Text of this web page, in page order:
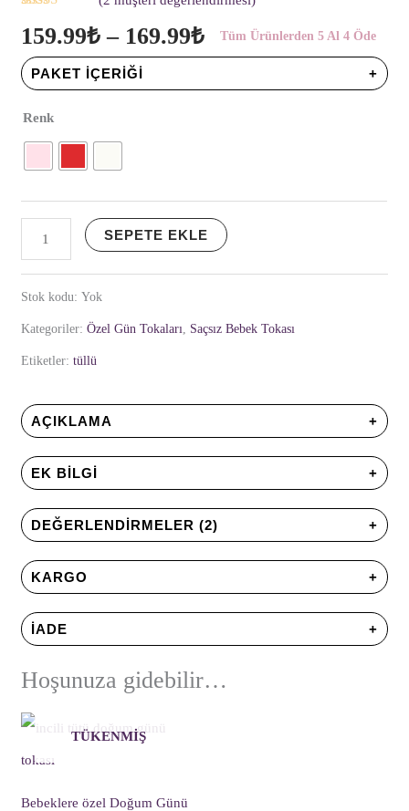
puanına
dayanarak 5
üzerinden
5.00puan
aldı
159.99₺ – 169.99₺ Tüm Ürünlerden 5 Al 4 Öde
PAKET İÇERIĞI
Renk
adet
SEPETE EKLE
Stok kodu:Yok
Kategoriler:Özel Gün Tokaları Saçsız Bebek Tokası
Etiketler:tüllü
AÇIKLAMA
EK BILGI
DEĞERLENDIRMELER (2)
KARGO
İADE
Hoşunuza gidebilir…
TÜKENMIŞ
Bebeklere özel Doğum Günü